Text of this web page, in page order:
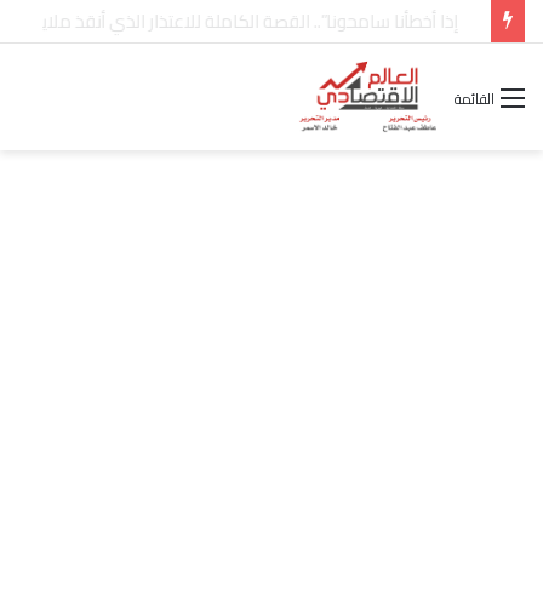
شركة “Scope Developments” تعلن تولي أحمد كمال عيسى منصب الرئيس التنفيذي للقطاع التجاري
القائمة